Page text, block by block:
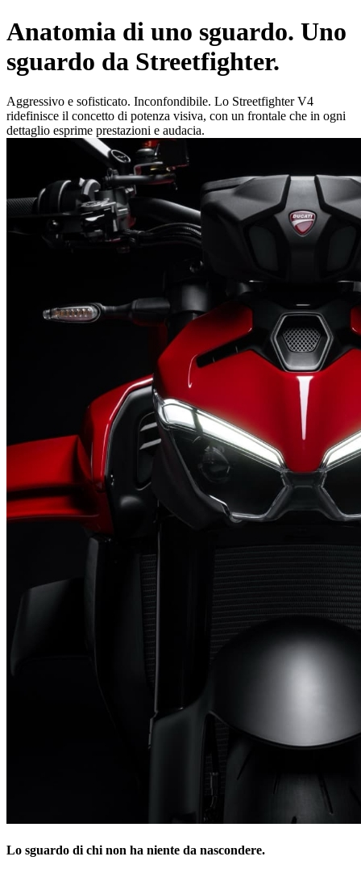
Anatomia di uno sguardo. Uno
sguardo da Streetfighter.
Aggressivo e sofisticato. Inconfondibile. Lo Streetfighter V4
ridefinisce il concetto di potenza visiva, con un frontale che in ogni
dettaglio esprime prestazioni e audacia.
Lo sguardo di chi non ha niente da nascondere.